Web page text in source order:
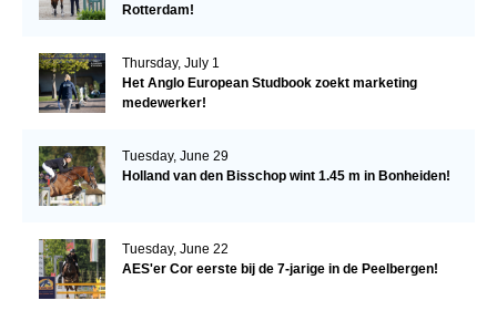
Rotterdam!
Thursday, July 1
Het Anglo European Studbook zoekt marketing
medewerker!
Tuesday, June 29
Holland van den Bisschop wint 1.45 m in Bonheiden!
Tuesday, June 22
AES'er Cor eerste bij de 7-jarige in de Peelbergen!